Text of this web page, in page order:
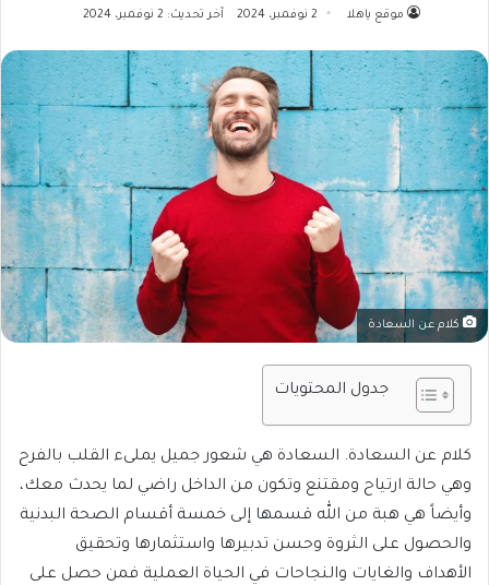
موقع ياهلا 2 نوفمبر، 2024 آخر تحديث: 2 نوفمبر، 2024
كلام عن السعادة
جدول المحتويات
كلام عن السعادة. السعادة هي شعور جميل يملىء القلب بالفرح
وهي حالة ارتياح ومقتنع وتكون من الداخل راضي لما يحدث معك،
وأيضاً هي هبة من الله قسمها إلى خمسة أقسام الصحة البدنية
والحصول على الثروة وحسن تدبيرها واستثمارها وتحقيق
الأهداف والغايات والنجاحات في الحياة العملية فمن حصل على